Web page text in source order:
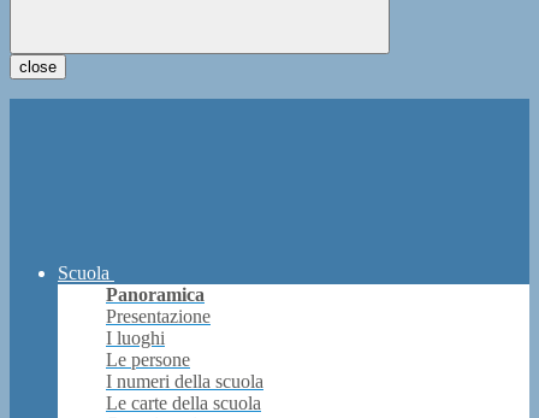
close
Scuola
Panoramica
Presentazione
I luoghi
Le persone
I numeri della scuola
Le carte della scuola